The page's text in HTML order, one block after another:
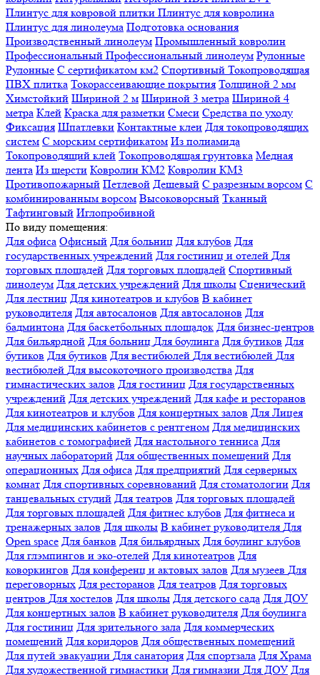
Плинтус для ковровой плитки Плинтус для ковролина
Плинтус для линолеума Подготовка основания
Производственный линолеум Промышленный ковролин
Профессиональный Профессиональный линолеум Рулонные
Рулонные С сертификатом км2 Спортивный Токопроводящая
ПВХ плитка Токорассеивающие покрытия Толщиной 2 мм
Химстойкий Шириной 2 м Шириной 3 метра Шириной 4
метра Клей Краска для разметки Смеси Средства по уходу
Фиксация Шпатлевки Контактные клеи Для токопроводящих
систем С морским сертификатом Из полиамида
Токопроводящий клей Токопроводящая грунтовка Медная
лента Из шерсти Ковролин КМ2 Ковролин КМ3
Противопожарный Петлевой Дешевый С разрезным ворсом С
комбинированным ворсом Высоковорсный Тканный
Тафтинговый Иглопробивной
По виду помещения:
Для офиса Офисный Для больниц Для клубов Для
государственных учреждений Для гостиниц и отелей Для
торговых площадей Для торговых площадей Спортивный
линолеум Для детских учреждений Для школы Сценический
Для лестниц Для кинотеатров и клубов В кабинет
руководителя Для автосалонов Для автосалонов Для
бадминтона Для баскетбольных площадок Для бизнес-центров
Для бильярдной Для больниц Для боулинга Для бутиков Для
бутиков Для бутиков Для вестибюлей Для вестибюлей Для
вестибюлей Для высокоточного производства Для
гимнастических залов Для гостиниц Для государственных
учреждений Для детских учреждений Для кафе и ресторанов
Для кинотеатров и клубов Для концертных залов Для Лицея
Для медицинских кабинетов с рентгеном Для медицинских
кабинетов с томографией Для настольного тенниса Для
научных лабораторий Для общественных помещений Для
операционных Для офиса Для предприятий Для серверных
комнат Для спортивных соревнований Для стоматологии Для
танцевальных студий Для театров Для торговых площадей
Для торговых площадей Для фитнес клубов Для фитнеса и
тренажерных залов Для школы В кабинет руководителя Для
Open space Для банков Для бильярдных Для боулинг клубов
Для глэмпингов и эко-отелей Для кинотеатров Для
коворкингов Для конференц и актовых залов Для музеев Для
переговорных Для ресторанов Для театров Для торговых
центров Для хостелов Для школы Для детского сада Для ДОУ
Для концертных залов В кабинет руководителя Для боулинга
Для гостиниц Для зрительного зала Для коммерческих
помещений Для коридоров Для общественных помещений
Для путей эвакуации Для санатория Для спортзала Для Храма
Для художественной гимнастики Для гимназии Для ДОУ Для